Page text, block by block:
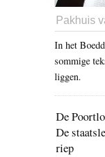
Pakhuis
In het
sommige
liggen.
De
De
riep